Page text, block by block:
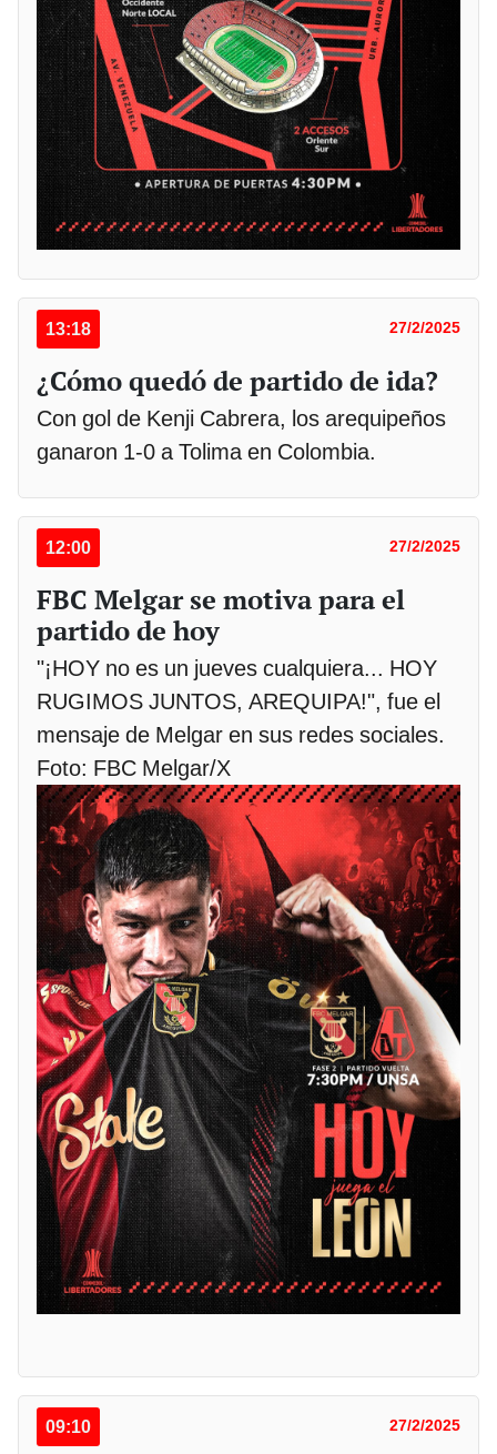
13:18 27/2/2025
¿Cómo quedó de partido de ida?
Con gol de Kenji Cabrera, los arequipeños
ganaron 1-0 a Tolima en Colombia.
12:00 27/2/2025
FBC Melgar se motiva para el
partido de hoy
"¡HOY no es un jueves cualquiera... HOY
RUGIMOS JUNTOS, AREQUIPA!", fue el
mensaje de Melgar en sus redes sociales.
Foto: FBC Melgar/X
09:10 27/2/2025